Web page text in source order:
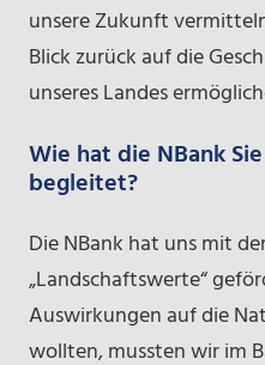
unsere Zukunft
Blick zurück auf die
unseres Landes
Wie hat die NBank
begleitet?
Die NBank hat uns mit
„Landschaftswerte“
Auswirkungen auf die
wollten, mussten wir im